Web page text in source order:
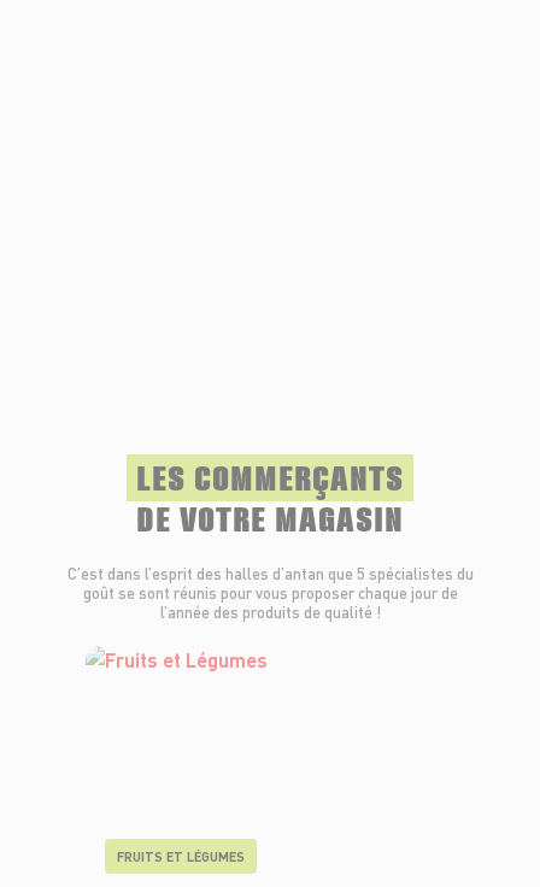
LES COMMERÇANTS
DE VOTRE MAGASIN
C’est dans l’esprit des halles d’antan que 5 spécialistes du
goût se sont réunis pour vous proposer chaque jour de
l’année des produits de qualité !
FRUITS ET LÉGUMES